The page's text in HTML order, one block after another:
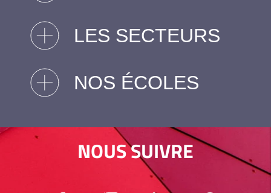
LES SECTEURS
NOS ÉCOLES
NOUS SUIVRE